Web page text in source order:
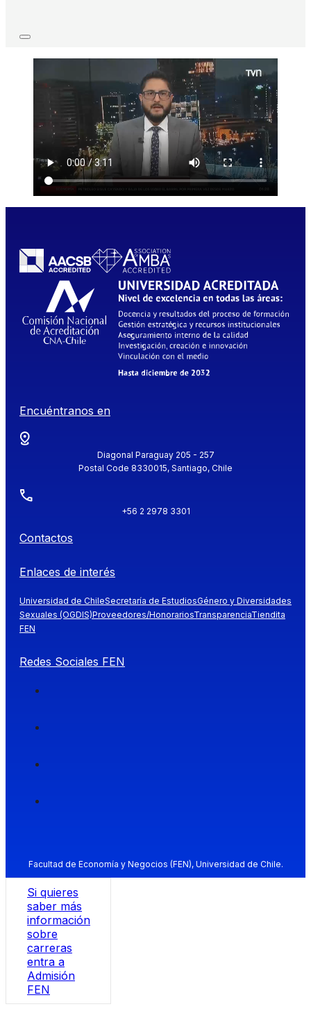
Encuéntranos en
Diagonal Paraguay 205 - 257
Postal Code 8330015, Santiago, Chile
+56 2 2978 3301
Contactos
Enlaces de interés
Universidad de ChileSecretaría de EstudiosGénero y Diversidades
Sexuales (OGDIS)Proveedores/HonorariosTransparenciaTiendita
FEN
Redes Sociales FEN
Facultad de Economía y Negocios (FEN), Universidad de Chile.
Si quieres
saber más
información
sobre
carreras
entra a
Admisión
FEN